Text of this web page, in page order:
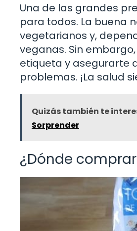
Una de las grandes
para todos. La buena
vegetarianos y,
veganas. Sin
etiqueta y asegurarte
problemas. ¡La salud
Quizás también te
Sorprender
¿Dónde